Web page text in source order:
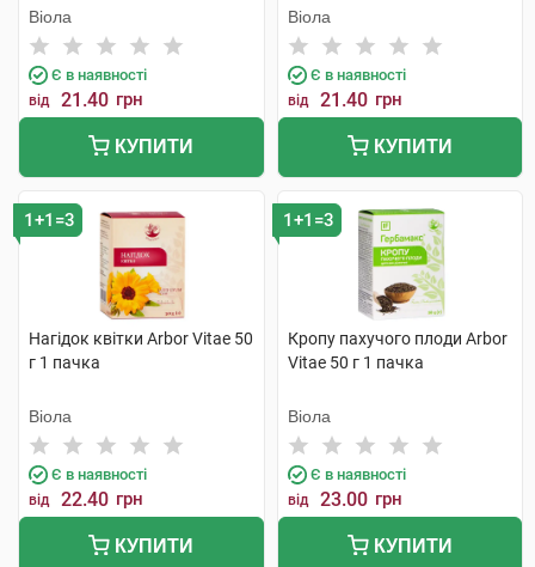
Віола
Є в наявності
від 21.40 грн
КУПИТИ
Віола
Є в наявності
від 21.40 грн
КУПИТИ
1+1=3
Нагідок квітки Arbor Vitae 50
г 1 пачка
Віола
Є в наявності
від 22.40 грн
КУПИТИ
1+1=3
Кропу пахучого плоди Arbor
Vitae 50 г 1 пачка
Віола
Є в наявності
від 23.00 грн
КУПИТИ